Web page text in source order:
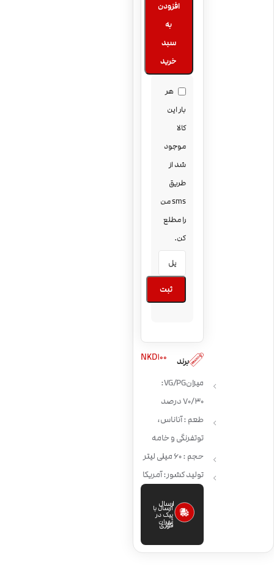
افزودن
به
سبد
خرید
هر
بار این
کالا
موجود
شد از
طریق
sms من
را مطلع
کن.
ثبت
برند NKD100
میزان VG/PG:
70/30 درصد
طعم : آناناس،
توتفرنگی و خامه
حجم : 60 میلی لیتر
تولید کشور: آمریکا
ارسال
فوری
ارسال با
پیک در
تهران